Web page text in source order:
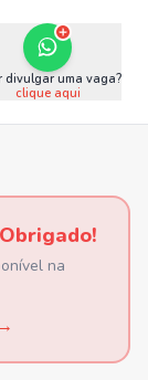
divulgar uma vaga?
clique aqui
na